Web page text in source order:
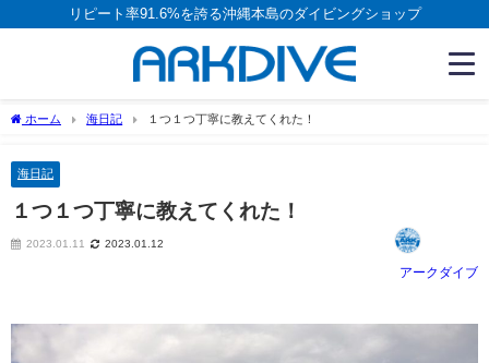
リピート率91.6%を誇る沖縄本島のダイビングショップ
ホーム 海日記 １つ１つ丁寧に教えてくれた！
海日記
１つ１つ丁寧に教えてくれた！
2023.01.11 2023.01.12
アークダイブ